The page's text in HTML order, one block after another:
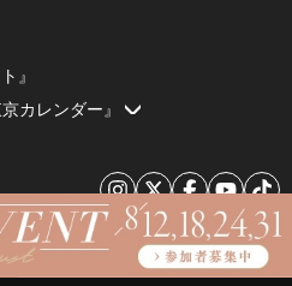
』
カレンダー』
© 2026 by Tokyo Calendar, Inc.